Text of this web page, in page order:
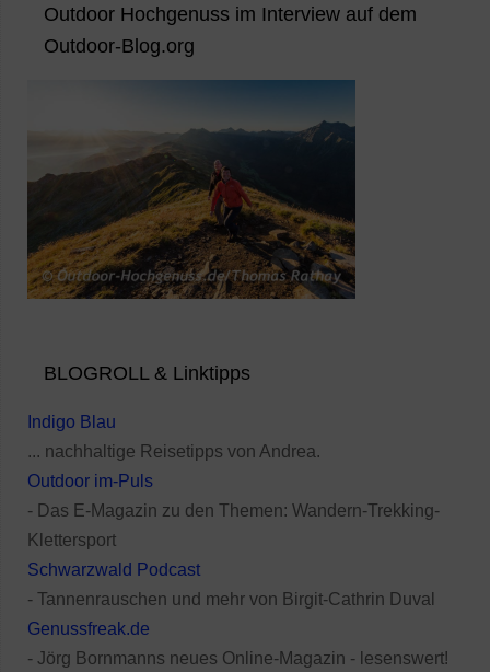
Outdoor Hochgenuss im Interview auf dem
Outdoor-Blog.org
BLOGROLL & Linktipps
Indigo Blau
... nachhaltige Reisetipps von Andrea.
Outdoor im-Puls
- Das E-Magazin zu den Themen: Wandern-Trekking-
Klettersport
Schwarzwald Podcast
- Tannenrauschen und mehr von Birgit-Cathrin Duval
Genussfreak.de
- Jörg Bornmanns neues Online-Magazin - lesenswert!